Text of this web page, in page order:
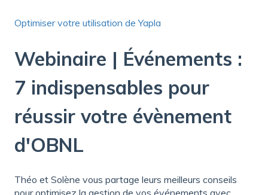
Optimiser votre utilisation de Yapla
Webinaire | Événements :
7 indispensables pour
réussir votre évènement
d'OBNL
Théo et Solène vous partage leurs meilleurs conseils